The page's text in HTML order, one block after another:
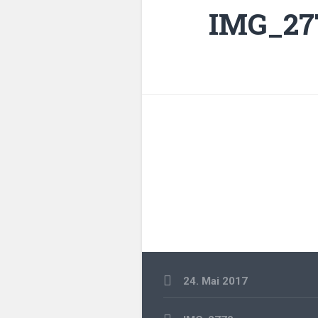
24. Mai 2017